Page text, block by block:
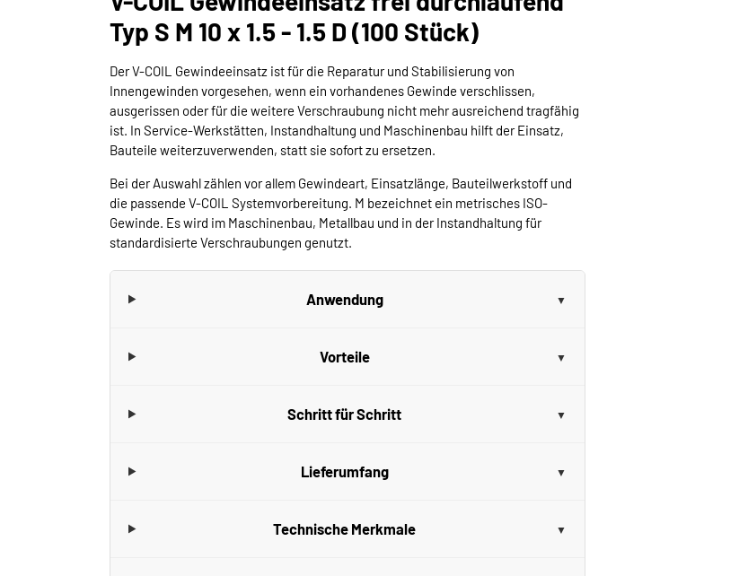
Typ S M 10 x 1.5 - 1.5 D (100 Stück)
Der V-COIL Gewindeeinsatz ist für die Reparatur und Stabilisierung von
Innengewinden vorgesehen, wenn ein vorhandenes Gewinde verschlissen,
ausgerissen oder für die weitere Verschraubung nicht mehr ausreichend tragfähig
ist. In Service-Werkstätten, Instandhaltung und Maschinenbau hilft der Einsatz,
Bauteile weiterzuverwenden, statt sie sofort zu ersetzen.
Bei der Auswahl zählen vor allem Gewindeart, Einsatzlänge, Bauteilwerkstoff und
die passende V-COIL Systemvorbereitung. M bezeichnet ein metrisches ISO-
Gewinde. Es wird im Maschinenbau, Metallbau und in der Instandhaltung für
standardisierte Verschraubungen genutzt.
Anwendung
Vorteile
Schritt für Schritt
Lieferumfang
Technische Merkmale